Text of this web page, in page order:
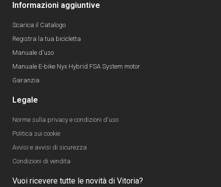
Informazioni aggiuntive
Scarica il Catalogo
Registra la tua bicicletta
Manuale d'uso
Manuale E-bike Nyx Hybrid FSA System motor
Garanzia
Legale
Norme sulla privacy e condizioni d'uso
Politica sui cookie
Avvisi e avvisi di sicurezza
Condizioni di vendita
Vuoi ricevere tutte le novità di Vitoria?